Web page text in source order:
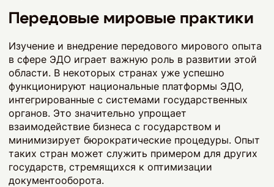
Передовые мировые практики
Изучение и внедрение передового мирового опыта
в сфере ЭДО играет важную роль в развитии этой
области. В некоторых странах уже успешно
функционируют национальные платформы ЭДО,
интегрированные с системами государственных
органов. Это значительно упрощает
взаимодействие бизнеса с государством и
минимизирует бюрократические процедуры. Опыт
таких стран может служить примером для других
государств, стремящихся к оптимизации
документооборота.